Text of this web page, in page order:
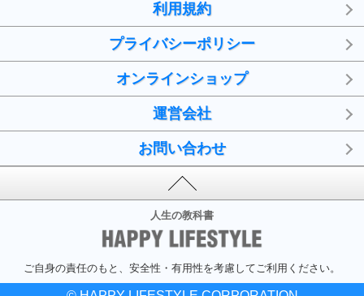
利用規約
プライバシーポリシー
オンラインショップ
運営会社
お問い合わせ
人生の教科書
ご自身の責任のもと、安全性・有用性を考慮してご利用ください。